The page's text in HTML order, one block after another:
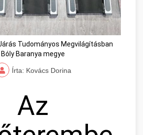
Tudományos Megvilágításban
Bóly Baranya megye
Írta: Kovács Dorina
Az